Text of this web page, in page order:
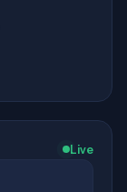
Live